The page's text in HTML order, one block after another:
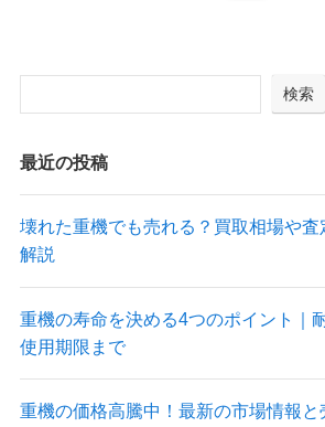
検索
最近の投稿
壊れた重機でも売れる？買取相場や
解説
重機の寿命を決める4つのポイント｜
使用期限まで
重機の価格高騰中！最新の市場情報